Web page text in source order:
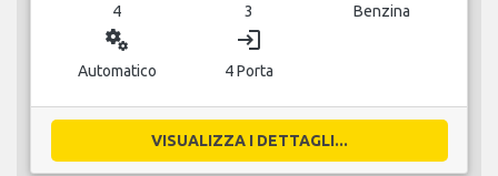
4 3 Benzina
miscellaneous_services
Automatico
login
4 Porta
VISUALIZZA I DETTAGLI...